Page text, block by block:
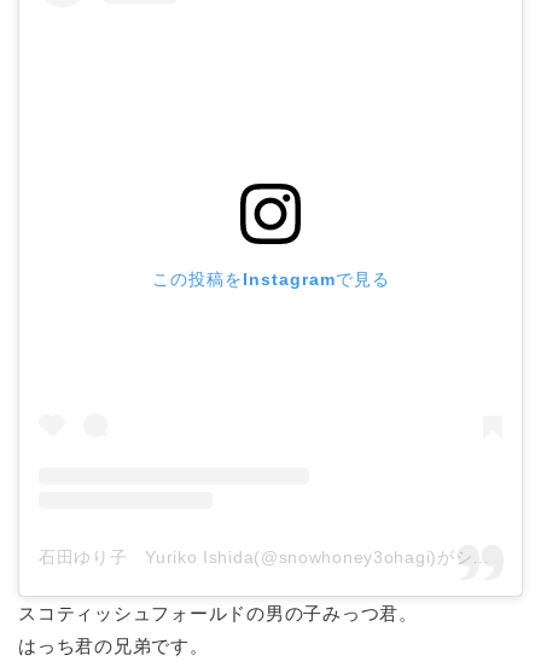
この投稿をInstagramで見る
スコティッシュフォールドの男の子みっつ君。
はっち君の兄弟です。